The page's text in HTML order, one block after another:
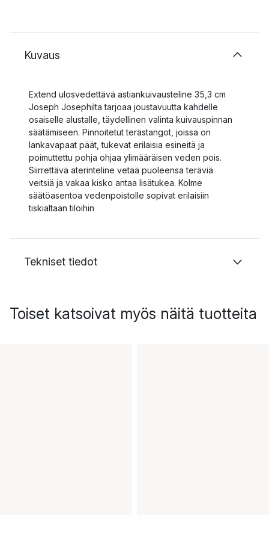
Kuvaus
Extend ulosvedettävä astiankuivausteline 35,3 cm
Joseph Josephilta tarjoaa joustavuutta kahdelle
osaiselle alustalle, täydellinen valinta kuivauspinnan
säätämiseen. Pinnoitetut terästangot, joissa on
lankavapaat päät, tukevat erilaisia esineitä ja
poimuttettu pohja ohjaa ylimääräisen veden pois.
Siirrettävä aterinteline vetää puoleensa teräviä
veitsiä ja vakaa kisko antaa lisätukea. Kolme
säätöasentoa vedenpoistolle sopivat erilaisiin
tiskialtaan tiloihin
Tekniset tiedot
Toiset katsoivat myös näitä tuotteita